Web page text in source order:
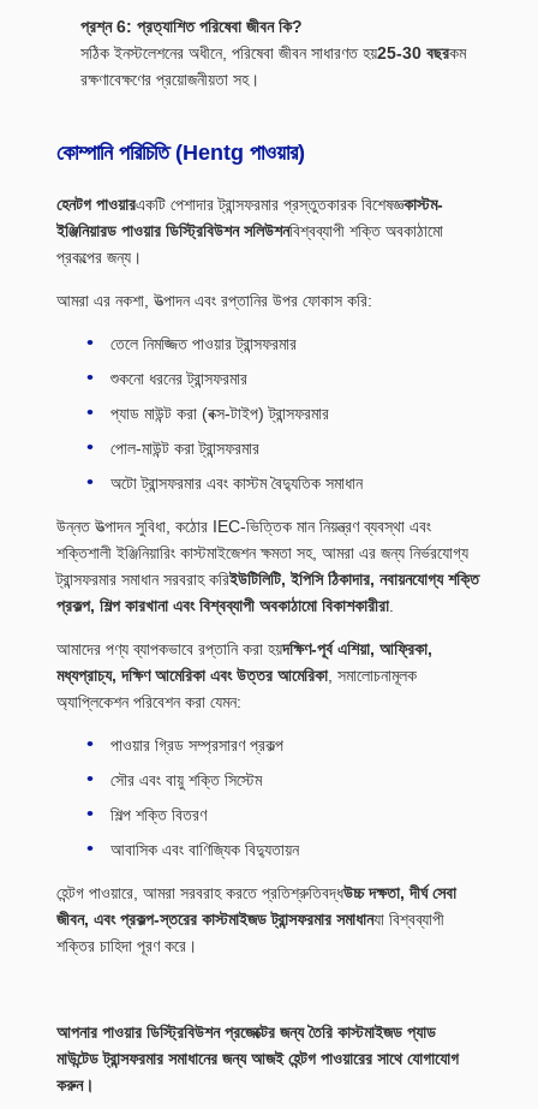
প্রশ্ন 6: প্রত্যাশিত পরিষেবা জীবন কি?
সঠিক ইনস্টলেশনের অধীনে, পরিষেবা জীবন সাধারণত হয়25-30 বছরকম
রক্ষণাবেক্ষণের প্রয়োজনীয়তা সহ।
কোম্পানি পরিচিতি (Hentg পাওয়ার)
হেনটগ পাওয়ারএকটি পেশাদার ট্রান্সফরমার প্রস্তুতকারক বিশেষজ্ঞকাস্টম-
ইঞ্জিনিয়ারড পাওয়ার ডিস্ট্রিবিউশন সলিউশনবিশ্বব্যাপী শক্তি অবকাঠামো
প্রকল্পের জন্য।
আমরা এর নকশা, উত্পাদন এবং রপ্তানির উপর ফোকাস করি:
তেলে নিমজ্জিত পাওয়ার ট্রান্সফরমার
শুকনো ধরনের ট্রান্সফরমার
প্যাড মাউন্ট করা (বক্স-টাইপ) ট্রান্সফরমার
পোল-মাউন্ট করা ট্রান্সফরমার
অটো ট্রান্সফরমার এবং কাস্টম বৈদ্যুতিক সমাধান
উন্নত উত্পাদন সুবিধা, কঠোর IEC-ভিত্তিক মান নিয়ন্ত্রণ ব্যবস্থা এবং
শক্তিশালী ইঞ্জিনিয়ারিং কাস্টমাইজেশন ক্ষমতা সহ, আমরা এর জন্য নির্ভরযোগ্য
ট্রান্সফরমার সমাধান সরবরাহ করিইউটিলিটি, ইপিসি ঠিকাদার, নবায়নযোগ্য শক্তি
প্রকল্প, শিল্প কারখানা এবং বিশ্বব্যাপী অবকাঠামো বিকাশকারীরা.
আমাদের পণ্য ব্যাপকভাবে রপ্তানি করা হয়দক্ষিণ-পূর্ব এশিয়া, আফ্রিকা,
মধ্যপ্রাচ্য, দক্ষিণ আমেরিকা এবং উত্তর আমেরিকা, সমালোচনামূলক
অ্যাপ্লিকেশন পরিবেশন করা যেমন:
পাওয়ার গ্রিড সম্প্রসারণ প্রকল্প
সৌর এবং বায়ু শক্তি সিস্টেম
শিল্প শক্তি বিতরণ
আবাসিক এবং বাণিজ্যিক বিদ্যুতায়ন
হেন্টগ পাওয়ারে, আমরা সরবরাহ করতে প্রতিশ্রুতিবদ্ধউচ্চ দক্ষতা, দীর্ঘ সেবা
জীবন, এবং প্রকল্প-স্তরের কাস্টমাইজড ট্রান্সফরমার সমাধানযা বিশ্বব্যাপী
শক্তির চাহিদা পূরণ করে।
আপনার পাওয়ার ডিস্ট্রিবিউশন প্রজেক্টের জন্য তৈরি কাস্টমাইজড প্যাড
মাউন্টেড ট্রান্সফরমার সমাধানের জন্য আজই হেন্টগ পাওয়ারের সাথে যোগাযোগ
করুন।